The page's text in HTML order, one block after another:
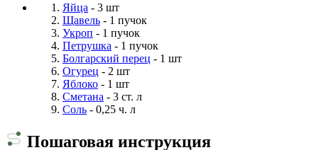
Яйца - 3 шт
Щавель - 1 пучок
Укроп - 1 пучок
Петрушка - 1 пучок
Болгарский перец - 1 шт
Огурец - 2 шт
Яблоко - 1 шт
Сметана - 3 ст. л
Соль - 0,25 ч. л
Пошаговая инструкция